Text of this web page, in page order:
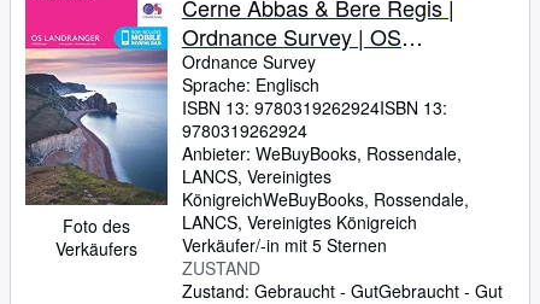
Foto des
Verkäufers
Cerne Abbas & Bere Regis |
Ordnance Survey | OS
Landranger Map 194 | England |
Walks | Cycling | Days Out | Maps
| Adventure
Ordnance Survey
Sprache: Englisch
ISBN 13: 9780319262924ISBN 13:
9780319262924
Anbieter: WeBuyBooks, Rossendale,
LANCS, Vereinigtes
KönigreichWeBuyBooks, Rossendale,
LANCS, Vereinigtes Königreich
Verkäufer/-in mit 5 Sternen
ZUSTAND
Zustand: Gebraucht - GutGebraucht - Gut